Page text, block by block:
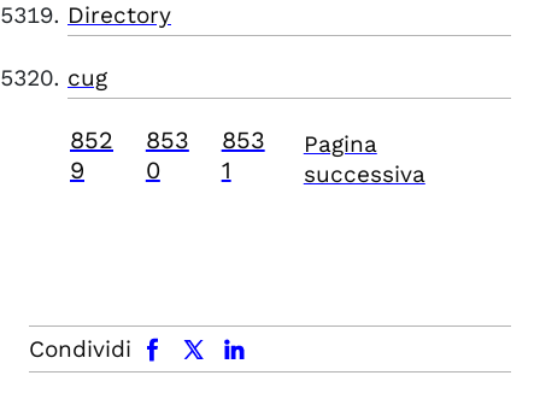
Directory
cug
852
9
853
0
853
1
Pagina
successiva
Condividi
facebook x.com linkedin